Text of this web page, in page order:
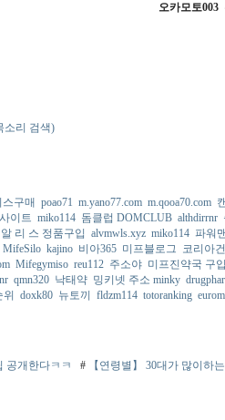
오­카­모­토­0­0­3
소리 검색)
구매 poao71 m.yano77.com m.qooa70.com
이트 miko114 돔클럽 DOMCLUB althdirrnr
리 스 정품구입 alvmwls.xyz miko114 파워
MifeSilo kajino 비아365 미프블로그 코리아
Mifegymiso reu112 주소야 미프진약국 구
qmn320 낙태약 밍키넷 주소 minky
doxk80 뉴토끼 fldzm114 totoranking
공개한다ㅋㅋ # 【연령별】 30대가 많이하